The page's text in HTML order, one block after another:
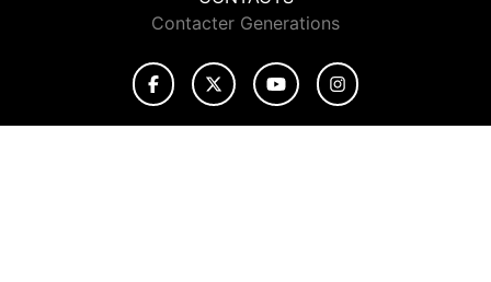
Contacter Generations